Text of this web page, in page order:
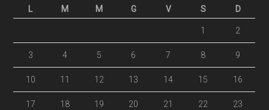
L
M M G V S D
1 2
3 4 5 6 7 8 9
10 11 12 13 14 15 16
17 18 19 20 21 22 23